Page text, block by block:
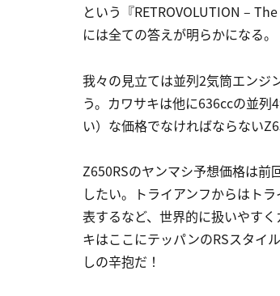
という『RETROVOLUTION –
には全ての答えが明らかになる。
我々の見立ては並列2気筒エンジ
う。カワサキは他に636ccの並
い）な価格でなければならない
Z650RSのヤンマシ予想価格は前
したい。トライアンフからはト
表するなど、世界的に扱いやす
キはここにテッパンのRSスタイ
しの辛抱だ！